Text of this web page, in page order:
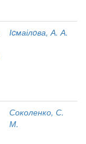
Іcмаілoва, А. А.
Соколенко, С.
М.